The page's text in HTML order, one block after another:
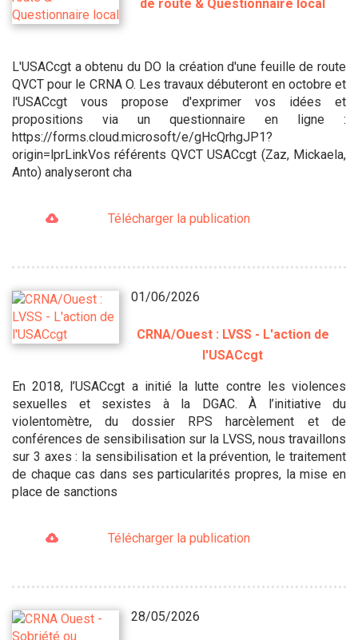
de route & Questionnaire local
L'USACcgt a obtenu du DO la création d'une feuille de route
QVCT pour le CRNA O. Les travaux débuteront en octobre et
l'USACcgt vous propose d'exprimer vos idées et
propositions via un questionnaire en ligne :
https://forms.cloud.microsoft/e/gHcQrhgJP1?
origin=lprLinkVos référents QVCT USACcgt (Zaz, Mickaela,
Anto) analyseront cha
Télécharger la publication
01/06/2026
CRNA/Ouest : LVSS - L'action de
l'USACcgt
En 2018, l’USACcgt a initié la lutte contre les violences
sexuelles et sexistes à la DGAC. À l’initiative du
violentomètre, du dossier RPS harcèlement et de
conférences de sensibilisation sur la LVSS, nous travaillons
sur 3 axes : la sensibilisation et la prévention, le traitement
de chaque cas dans ses particularités propres, la mise en
place de sanctions
Télécharger la publication
28/05/2026